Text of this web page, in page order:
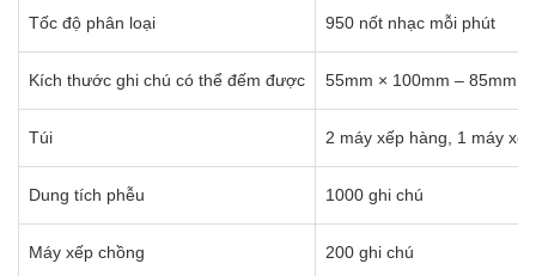
Tốc độ phân loại 950 nốt nhạc mỗi phút
Kích thước ghi chú có thể đếm được 55mm × 100mm – 85mm ×
Túi 2 máy xếp hàng, 1 máy
Dung tích phễu 1000 ghi chú
Máy xếp chồng 200 ghi chú